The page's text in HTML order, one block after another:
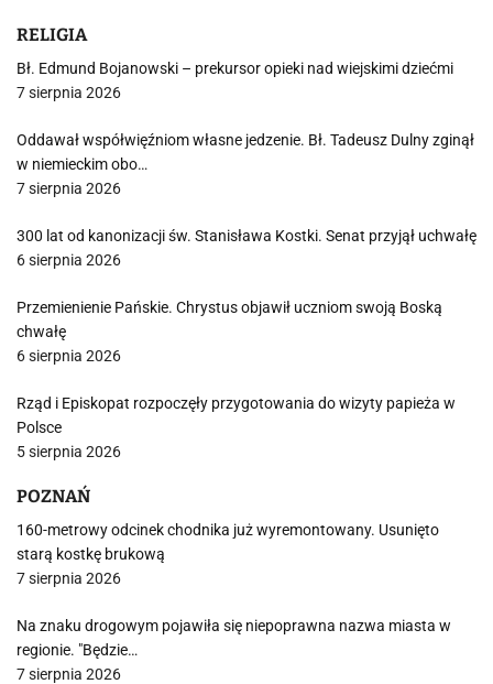
RELIGIA
Bł. Edmund Bojanowski – prekursor opieki nad wiejskimi dziećmi
7 sierpnia 2026
Oddawał współwięźniom własne jedzenie. Bł. Tadeusz Dulny zginął
w niemieckim obo…
7 sierpnia 2026
300 lat od kanonizacji św. Stanisława Kostki. Senat przyjął uchwałę
6 sierpnia 2026
Przemienienie Pańskie. Chrystus objawił uczniom swoją Boską
chwałę
6 sierpnia 2026
Rząd i Episkopat rozpoczęły przygotowania do wizyty papieża w
Polsce
5 sierpnia 2026
POZNAŃ
160-metrowy odcinek chodnika już wyremontowany. Usunięto
starą kostkę brukową
7 sierpnia 2026
Na znaku drogowym pojawiła się niepoprawna nazwa miasta w
regionie. "Będzie…
7 sierpnia 2026